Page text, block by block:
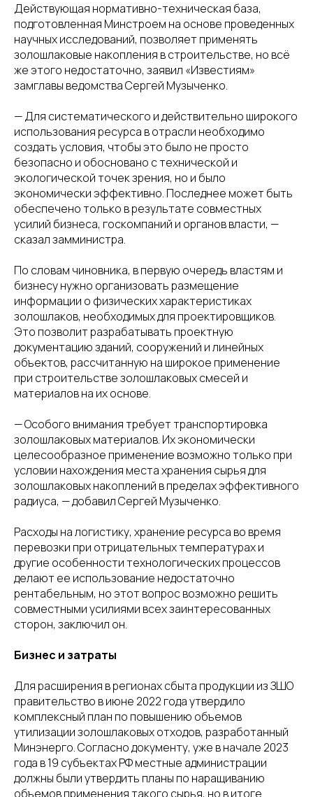
Действующая нормативно-техническая база,
подготовленная Минстроем на основе проведенных
научных исследований, позволяет применять
золошлаковые накопления в строительстве, но всё
же этого недостаточно, заявил «Известиям»
замглавы ведомства Сергей Музыченко.
— Для систематического и действительно широкого
использования ресурса в отрасли необходимо
создать условия, чтобы это было не просто
безопасно и обосновано с технической и
экологической точек зрения, но и было
экономически эффективно. Последнее может быть
обеспечено только в результате совместных
усилий бизнеса, госкомпаний и органов власти, —
сказал замминистра.
По словам чиновника, в первую очередь властям и
бизнесу нужно организовать размещение
информации о физических характеристиках
золошлаков, необходимых для проектировщиков.
Это позволит разрабатывать проектную
документацию зданий, сооружений и линейных
объектов, рассчитанную на широкое применение
при строительстве золошлаковых смесей и
материалов на их основе.
— Особого внимания требует транспортировка
золошлаковых материалов. Их экономически
целесообразное применение возможно только при
условии нахождения места хранения сырья для
золошлаковых накоплений в пределах эффективного
радиуса, — добавил Сергей Музыченко.
Расходы на логистику, хранение ресурса во время
перевозки при отрицательных температурах и
другие особенности технологических процессов
делают ее использование недостаточно
рентабельным, но этот вопрос возможно решить
совместными усилиями всех заинтересованных
сторон, заключил он.
Бизнес и затраты
Для расширения в регионах сбыта продукции из ЗШО
правительство в июне 2022 года утвердило
комплексный план по повышению объемов
утилизации золошлаковых отходов, разработанный
Минэнерго. Согласно документу, уже в начале 2023
года в 19 субъектах РФ местные администрации
должны были утвердить планы по наращиванию
объемов применения такого сырья, но в итоге